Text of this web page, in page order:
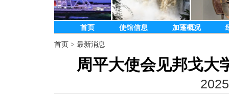
首页 使馆信息 加蓬概况
首页 > 最新消息
周平大使会见邦戈大